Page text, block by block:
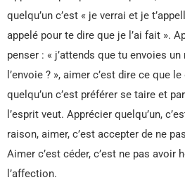
quelqu’un c’est « je verrai et je
appelé pour te dire que je l’ai fait ».
penser : « j’attends que tu envoies
l’envoie ? », aimer c’est dire ce que
quelqu’un c’est préférer se taire et
l’esprit veut. Apprécier quelqu’un,
raison, aimer, c’est accepter de ne
Aimer c’est céder, c’est ne pas avoir
l’affection.